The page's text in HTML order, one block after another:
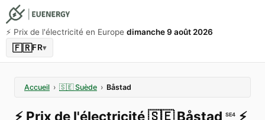
⚡️ Prix de l'électricité en Europe dimanche 9 août 2026
🇫🇷FR▾
Accueil › 🇸🇪 Suède › Båstad
⚡️ Prix de l'électricité🇸🇪 Båstad SE4 ⚡️